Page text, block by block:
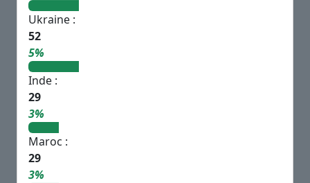
Ukraine :
52
5%
Inde :
29
3%
Maroc :
29
3%